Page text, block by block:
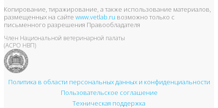
Копирование, тиражирование, а также использование материалов,
размещенных на сайте www.vetlab.ru возможно только с
письменного разрешения Правообладателя
Член Национальной ветеринарной палаты
(АСРО НВП)
Политика в области персональных данных и конфиденциальности
Пользовательское соглашение
Техническая поддержка